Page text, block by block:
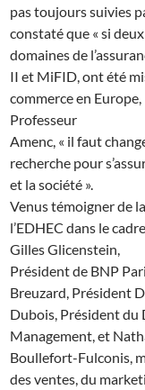
pas toujours suivies
constaté que « si
domaines de
II et MiFID, ont été
commerce en Europe,
Professeur
Amenc, « il faut
recherche pour
et la société ».
Venus témoigner de
l’EDHEC dans le
Gilles Glicenstein,
Président de BNP
Breuzard, Président
Dubois, Président du
Management, et
Boullefort-Fulconis,
des ventes, du